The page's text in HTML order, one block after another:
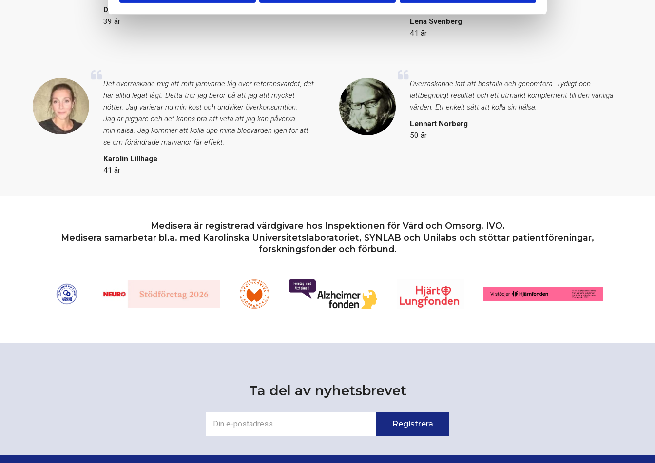
David Malmsten
39 år
kolla upp!
Lena Svenberg
41 år
Det överraskade mig att mitt järnvärde låg över referensvärdet, det
har alltid legat lågt. Detta tror jag beror på att jag ätit mycket
nötter. Jag varierar nu min kost och undviker överkonsumtion.
Jag är piggare och det känns bra att veta att jag kan påverka
min hälsa. Jag kommer att kolla upp mina blodvärden igen för att
se om förändrade matvanor får effekt.
Karolin Lillhage
41 år
Överraskande lätt att beställa och genomföra. Tydligt och
lättbegripligt resultat och ett utmärkt komplement till den vanliga
vården. Ett enkelt sätt att kolla sin hälsa.
Lennart Norberg
50 år
Medisera är registrerad vårdgivare hos Inspektionen för Vård och Omsorg, IVO.
Medisera samarbetar bl.a. med Karolinska Universitetslaboratoriet, SYNLAB och Unilabs och stöttar patientföreningar,
forskningsfonder och förbund.
Ta del av nyhetsbrevet